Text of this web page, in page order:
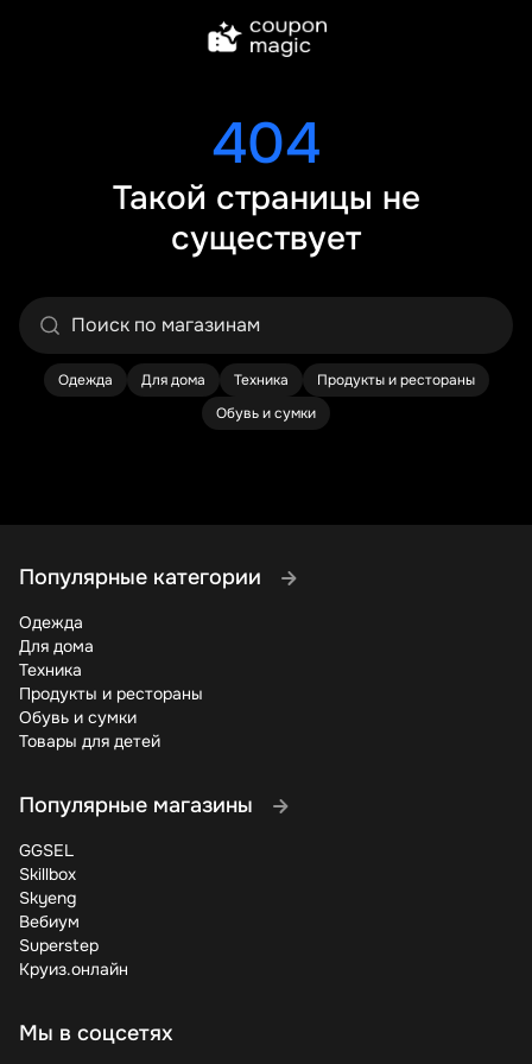
404
Такой страницы не
существует
Одежда Для дома Техника
Продукты и рестораны
Обувь и сумки
Популярные категории
Одежда
Для дома
Техника
Продукты и рестораны
Обувь и сумки
Товары для детей
Популярные магазины
GGSEL
Skillbox
Skyeng
Вебиум
Superstep
Круиз.онлайн
Мы в соцсетях